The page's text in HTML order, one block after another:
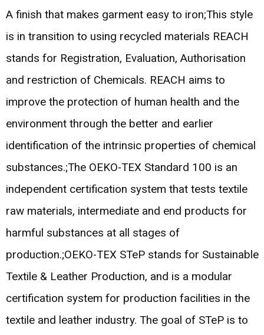
A finish that makes garment easy to iron;This style
is in transition to using recycled materials REACH
stands for Registration, Evaluation, Authorisation
and restriction of Chemicals. REACH aims to
improve the protection of human health and the
environment through the better and earlier
identification of the intrinsic properties of chemical
substances.;The OEKO-TEX Standard 100 is an
independent certification system that tests textile
raw materials, intermediate and end products for
harmful substances at all stages of
production.;OEKO-TEX STeP stands for Sustainable
Textile & Leather Production, and is a modular
certification system for production facilities in the
textile and leather industry. The goal of STeP is to